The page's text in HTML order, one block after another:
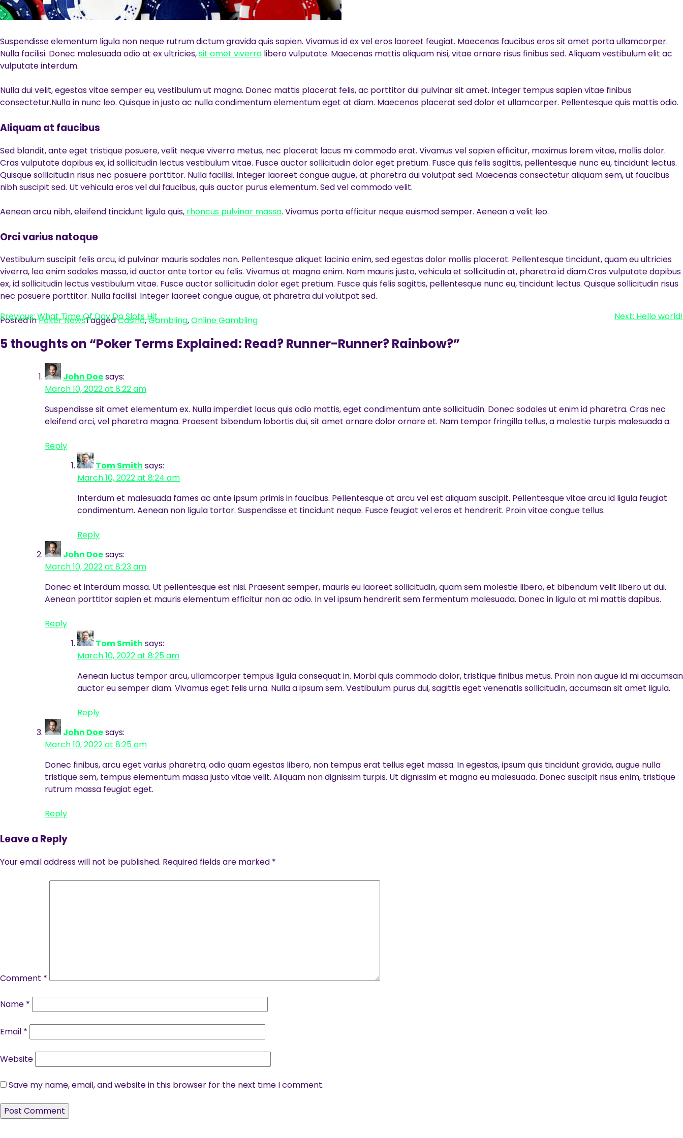
Suspendisse elementum ligula non neque rutrum dictum gravida quis sapien. Vivamus id ex vel eros laoreet feugiat. Maecenas faucibus eros sit amet porta ullamcorper.
Nulla facilisi. Donec malesuada odio at ex ultricies,sit amet viverra libero vulputate. Maecenas mattis aliquam nisi, vitae ornare risus finibus sed. Aliquam vestibulum elit ac
vulputate interdum.
Nulla dui velit, egestas vitae semper eu, vestibulum ut magna. Donec mattis placerat felis, ac porttitor dui pulvinar sit amet. Integer tempus sapien vitae finibus
consectetur.Nulla in nunc leo. Quisque in justo ac nulla condimentum elementum eget at diam. Maecenas placerat sed dolor et ullamcorper. Pellentesque quis mattis odio.
Aliquam at faucibus
Sed blandit, ante eget tristique posuere, velit neque viverra metus, nec placerat lacus mi commodo erat. Vivamus vel sapien efficitur, maximus lorem vitae, mollis dolor.
Cras vulputate dapibus ex, id sollicitudin lectus vestibulum vitae. Fusce auctor sollicitudin dolor eget pretium. Fusce quis felis sagittis, pellentesque nunc eu, tincidunt lectus.
Quisque sollicitudin risus nec posuere porttitor. Nulla facilisi. Integer laoreet congue augue, at pharetra dui volutpat sed. Maecenas consectetur aliquam sem, ut faucibus
nibh suscipit sed. Ut vehicula eros vel dui faucibus, quis auctor purus elementum. Sed vel commodo velit.
Aenean arcu nibh, eleifend tincidunt ligula quis, rhoncus pulvinar massa. Vivamus porta efficitur neque euismod semper. Aenean a velit leo.
Orci varius natoque
Vestibulum suscipit felis arcu, id pulvinar mauris sodales non. Pellentesque aliquet lacinia enim, sed egestas dolor mollis placerat. Pellentesque tincidunt, quam eu ultricies
viverra, leo enim sodales massa, id auctor ante tortor eu felis. Vivamus at magna enim. Nam mauris justo, vehicula et sollicitudin at, pharetra id diam.Cras vulputate dapibus
ex, id sollicitudin lectus vestibulum vitae. Fusce auctor sollicitudin dolor eget pretium. Fusce quis felis sagittis, pellentesque nunc eu, tincidunt lectus. Quisque sollicitudin risus
nec posuere porttitor. Nulla facilisi. Integer laoreet congue augue, at pharetra dui volutpat sed.
Posted inPoker NewsTaggedCasino,Gambling,Online Gambling
Post
navigation
Previous:What Time Of Day Do Slots Hit Next: Hello world!
5 thoughts on “Poker Terms Explained: Read? Runner-Runner? Rainbow?”
John Doesays:
March 10, 2022 at 8:22 am
Suspendisse sit amet elementum ex. Nulla imperdiet lacus quis odio mattis, eget condimentum ante sollicitudin. Donec sodales ut enim id pharetra. Cras nec
eleifend orci, vel pharetra magna. Praesent bibendum lobortis dui, sit amet ornare dolor ornare et. Nam tempor fringilla tellus, a molestie turpis malesuada a.
Reply
Tom Smith says:
March 10, 2022 at 8:24 am
Interdum et malesuada fames ac ante ipsum primis in faucibus. Pellentesque at arcu vel est aliquam suscipit. Pellentesque vitae arcu id ligula feugiat
condimentum. Aenean non ligula tortor. Suspendisse et tincidunt neque. Fusce feugiat vel eros et hendrerit. Proin vitae congue tellus.
Reply
John Doesays:
March 10, 2022 at 8:23 am
Donec et interdum massa. Ut pellentesque est nisi. Praesent semper, mauris eu laoreet sollicitudin, quam sem molestie libero, et bibendum velit libero ut dui.
Aenean porttitor sapien et mauris elementum efficitur non ac odio. In vel ipsum hendrerit sem fermentum malesuada. Donec in ligula at mi mattis dapibus.
Reply
Tom Smith says:
March 10, 2022 at 8:25 am
Aenean luctus tempor arcu, ullamcorper tempus ligula consequat in. Morbi quis commodo dolor, tristique finibus metus. Proin non augue id mi accumsan
auctor eu semper diam. Vivamus eget felis urna. Nulla a ipsum sem. Vestibulum purus dui, sagittis eget venenatis sollicitudin, accumsan sit amet ligula.
Reply
John Doesays:
March 10, 2022 at 8:25 am
Donec finibus, arcu eget varius pharetra, odio quam egestas libero, non tempus erat tellus eget massa. In egestas, ipsum quis tincidunt gravida, augue nulla
tristique sem, tempus elementum massa justo vitae velit. Aliquam non dignissim turpis. Ut dignissim et magna eu malesuada. Donec suscipit risus enim, tristique
rutrum massa feugiat eget.
Reply
Leave a Reply
Your email address will not be published. Required fields are marked *
Comment *
Name *
Email *
Website
Save my name, email, and website in this browser for the next time I comment.